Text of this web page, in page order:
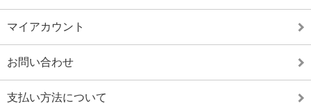
マイアカウント
お問い合わせ
支払い方法について